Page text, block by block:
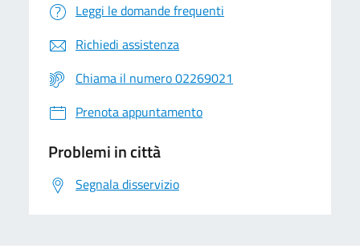
Leggi le domande frequenti
Richiedi assistenza
Chiama il numero 02269021
Prenota appuntamento
Problemi in città
Segnala disservizio